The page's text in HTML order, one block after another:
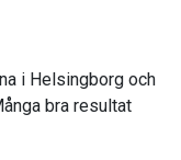
i Helsingborg och
bra resultat